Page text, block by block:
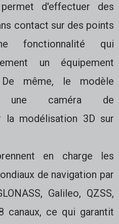
d'effectuer des
contact sur des points
fonctionnalité qui
un équipement
même, le modèle
une caméra de
la modélisation 3D sur
en charge les
de navigation par
Galileo, QZSS,
canaux, ce qui garantit